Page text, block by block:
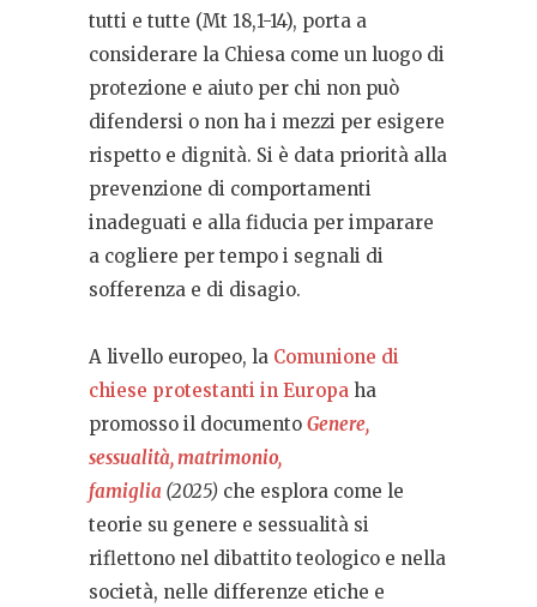
tutti e tutte (Mt 18,1-14), porta a
considerare la Chiesa come un luogo di
protezione e aiuto per chi non può
difendersi o non ha i mezzi per esigere
rispetto e dignità. Si è data priorità alla
prevenzione di comportamenti
inadeguati e alla fiducia per imparare
a cogliere per tempo i segnali di
sofferenza e di disagio.
A livello europeo, la Comunione di
chiese protestanti in Europa ha
promosso il documento Genere,
sessualità, matrimonio,
famiglia (2025) che esplora come le
teorie su genere e sessualità si
riflettono nel dibattito teologico e nella
società, nelle differenze etiche e